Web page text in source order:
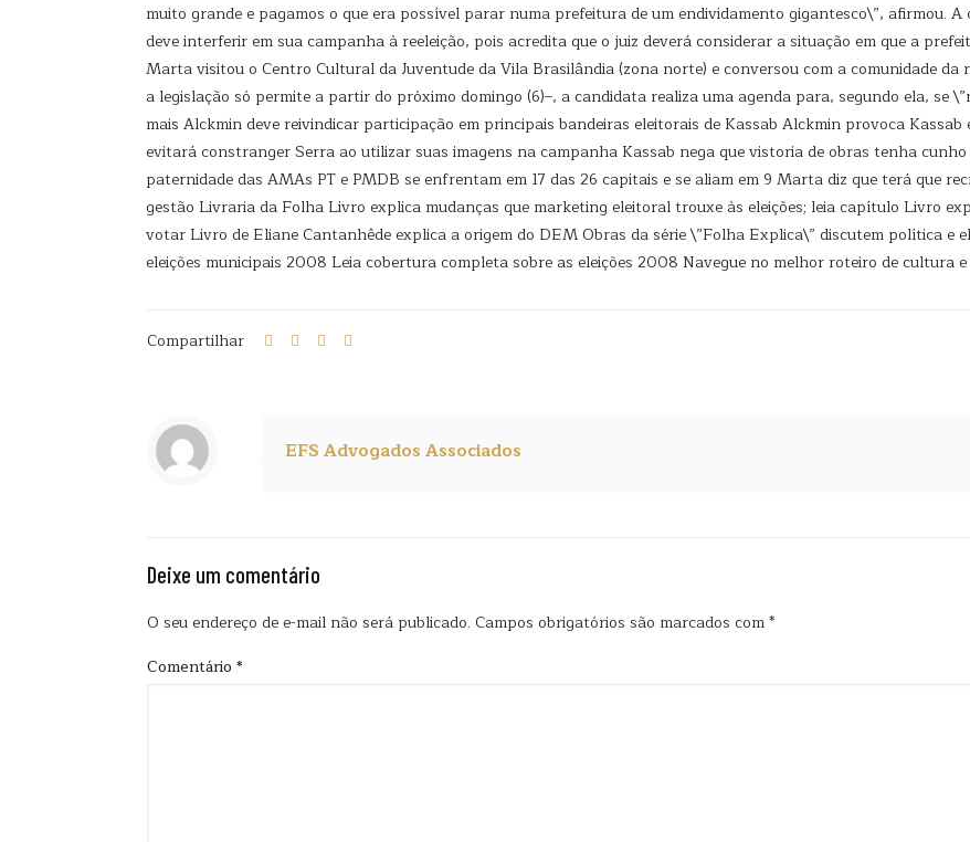
muito grande e pagamos o que era possível parar numa prefeitura de um endividamento gigantesco\”, afirmou.
deve interferir em sua campanha à reeleição, pois acredita que o juiz deverá considerar a situação em que a
Marta visitou o Centro Cultural da Juventude da Vila Brasilândia (zona norte) e conversou com a comunidade
a legislação só permite a partir do próximo domingo (6)–, a candidata realiza uma agenda para, segundo ela, se
mais Alckmin deve reivindicar participação em principais bandeiras eleitorais de Kassab Alckmin provoca
evitará constranger Serra ao utilizar suas imagens na campanha Kassab nega que vistoria de obras tenha
paternidade das AMAs PT e PMDB se enfrentam em 17 das 26 capitais e se aliam em 9 Marta diz que terá que
gestão Livraria da Folha Livro explica mudanças que marketing eleitoral trouxe às eleições; leia capítulo Livro
votar Livro de Eliane Cantanhêde explica a origem do DEM Obras da série \”Folha Explica\” discutem política e
eleições municipais 2008 Leia cobertura completa sobre as eleições 2008 Navegue no melhor roteiro de cultura
Compartilhar
EFS Advogados Associados
Deixe um comentário
O seu endereço de e-mail não será publicado. Campos obrigatórios são marcados com*
Comentário *